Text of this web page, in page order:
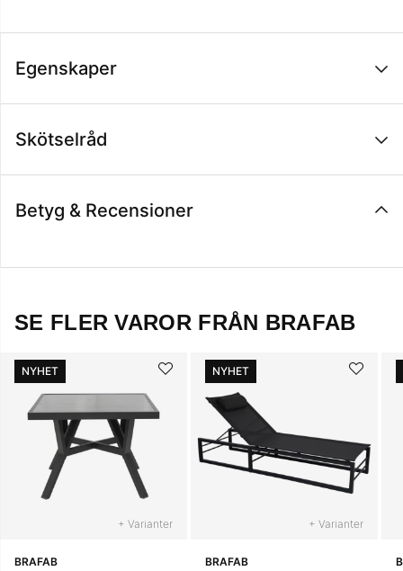
Egenskaper
Skötselråd
Betyg & Recensioner
SE FLER VAROR FRÅN BRAFAB
NYHET
+ Varianter
BRAFAB
NYHET
+ Varianter
BRAFAB